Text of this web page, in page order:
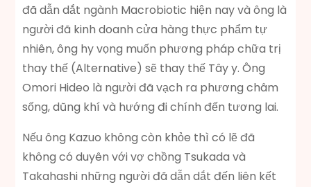
đã dẫn dắt ngành Macrobiotic hiện nay và ông là
người đã kinh doanh cửa hàng thực phẩm tự
nhiên, ông hy vọng muốn phương pháp chữa trị
thay thế (Alternative) sẽ thay thế Tây y. Ông
Omori Hideo là người đã vạch ra phương châm
sống, dũng khí và hướng đi chính đến tương lai.
Nếu ông Kazuo không còn khỏe thì có lẽ đã
không có duyên với vợ chồng Tsukada và
Takahashi những người đã dẫn dắt đến liên kết